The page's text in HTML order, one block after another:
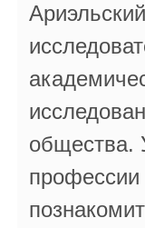
общества.
профессии